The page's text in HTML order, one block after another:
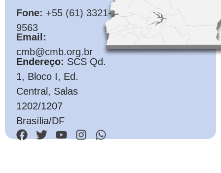
Fone: +55 (61) 3321-
9563
Email:
cmb@cmb.org.br
Endereço: SCS Qd.
1, Bloco I, Ed.
Central, Salas
1202/1207
Brasília/DF